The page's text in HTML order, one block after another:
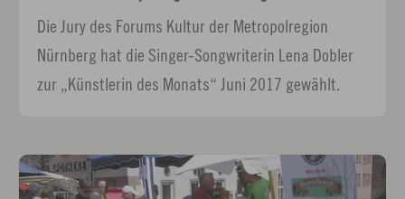
Die Jury des Forums Kultur der Metropolregion
Nürnberg hat die Singer-Songwriterin Lena Dobler
zur „Künstlerin des Monats“ Juni 2017 gewählt.